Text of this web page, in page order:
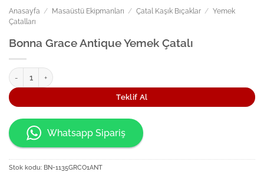
Anasayfa / Masaüstü Ekipmanları / Çatal Kaşık Bıçaklar / Yemek
Çatalları
Bonna Grace Antique Yemek Çatalı
Bonna Grace Antique Yemek Çatalı adet
Teklif Al
Whatsapp Sipariş
Stok kodu: BN-1135GRCO1ANT